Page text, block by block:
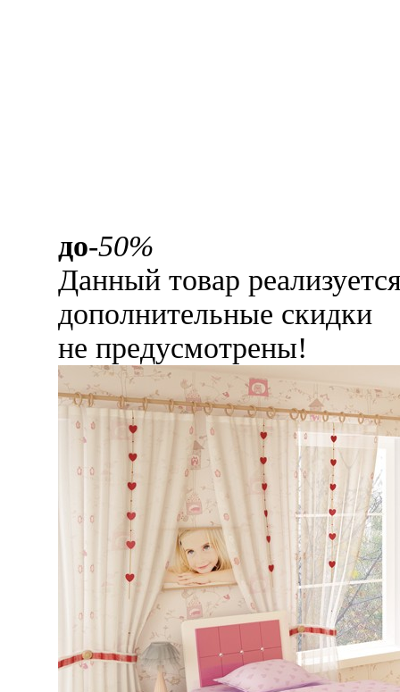
до-50%
Данный товар
дополнительные скидки
не предусмотрены!